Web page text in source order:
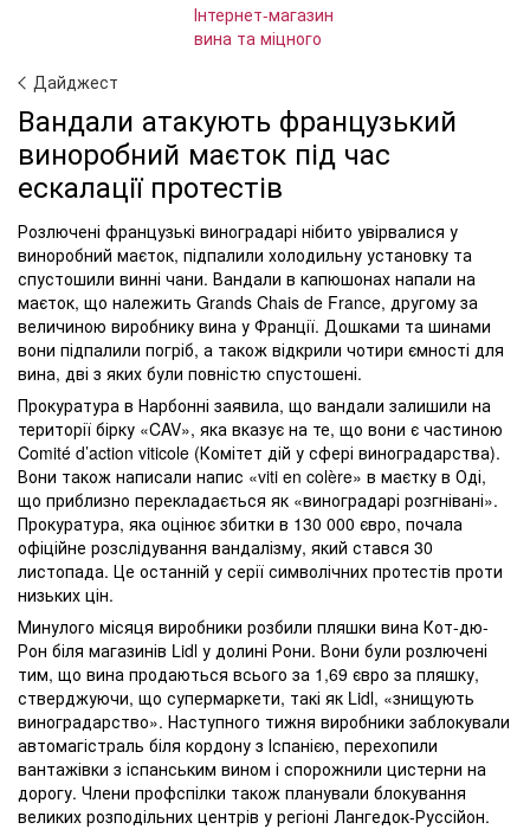
Дайджест
Вандали атакують французький
виноробний маєток під час
ескалації протестів
Розлючені французькі виноградарі нібито увірвалися у
виноробний маєток, підпалили холодильну установку та
спустошили винні чани. Вандали в капюшонах напали на
маєток, що належить Grands Chais de France, другому за
величиною виробнику вина у Франції. Дошками та шинами
вони підпалили погріб, а також відкрили чотири ємності для
вина, дві з яких були повністю спустошені.
Прокуратура в Нарбонні заявила, що вандали залишили на
території бірку «CAV», яка вказує на те, що вони є частиною
Comité d’action viticole (Комітет дій у сфері виноградарства).
Вони також написали напис «viti en colère» в маєтку в Оді,
що приблизно перекладається як «виноградарі розгнівані».
Прокуратура, яка оцінює збитки в 130 000 євро, почала
офіційне розслідування вандалізму, який стався 30
листопада. Це останній у серії символічних протестів проти
низьких цін.
Минулого місяця виробники розбили пляшки вина Кот-дю-
Рон біля магазинів Lidl у долині Рони. Вони були розлючені
тим, що вина продаються всього за 1,69 євро за пляшку,
стверджуючи, що супермаркети, такі як Lidl, «знищують
виноградарство». Наступного тижня виробники заблокували
автомагістраль біля кордону з Іспанією, перехопили
вантажівки з іспанським вином і спорожнили цистерни на
дорогу. Члени профспілки також планували блокування
великих розподільних центрів у регіоні Лангедок-Руссійон.